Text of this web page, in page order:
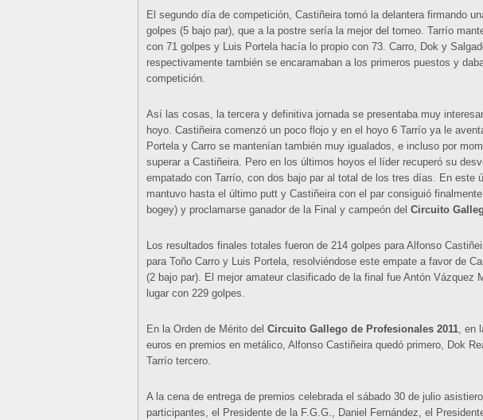
El segundo día de competición, Castiñeira tomó la delantera firmando
golpes (5 bajo par), que a la postre sería la mejor del torneo. Tarrío
con 71 golpes y Luis Portela hacía lo propio con 73. Carro, Dok y
respectivamente también se encaramaban a los primeros puestos y
competición.
Así las cosas, la tercera y definitiva jornada se presentaba muy
hoyo. Castiñeira comenzó un poco flojo y en el hoyo 6 Tarrío ya le
Portela y Carro se mantenían también muy igualados, e incluso por
superar a Castiñeira. Pero en los últimos hoyos el líder recuperó su
empatado con Tarrío, con dos bajo par al total de los tres días. En este
mantuvo hasta el último putt y Castiñeira con el par consiguió
bogey) y proclamarse ganador de la Final y campeón del Circuito
Los resultados finales totales fueron de 214 golpes para Alfonso
para Toño Carro y Luis Portela, resolviéndose este empate a favor de
(2 bajo par). El mejor amateur clasificado de la final fue Antón Vázquez
lugar con 229 golpes.
En la Orden de Mérito del Circuito Gallego de Profesionales 2011, en
euros en premios en metálico, Alfonso Castiñeira quedó primero, Dok
Tarrío tercero.
A la cena de entrega de premios celebrada el sábado 30 de julio
participantes, el Presidente de la F.G.G., Daniel Fernández, el